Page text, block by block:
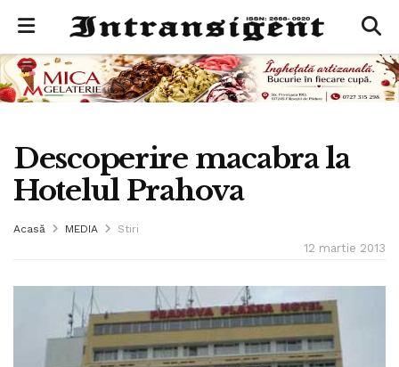
Descoperire macabra la
Hotelul Prahova
Acasă MEDIA Stiri
12 martie 2013